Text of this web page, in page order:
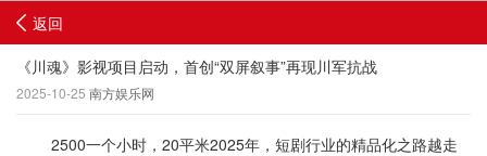
返回
《川魂》影视项目启动，首创“双屏叙事”再现川军抗战
2025-10-25 南方娱乐网
2500一个小时，20平米2025年，短剧行业的精品化之路越走